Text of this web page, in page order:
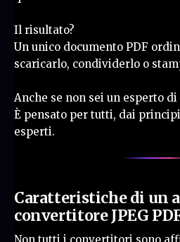
Il risultato?
Un unico documento PDF
scaricarlo, condividerlo o
Anche se non sei un esperto
È pensato per tutti, dai
esperti.
Caratteristiche di un
convertitore JPEG